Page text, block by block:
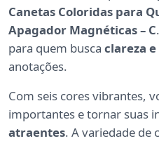
Canetas Coloridas para
Apagador Magnéticas – C
para quem busca clareza
anotações.
Com seis cores vibrantes,
importantes e tornar suas
atraentes. A variedade de